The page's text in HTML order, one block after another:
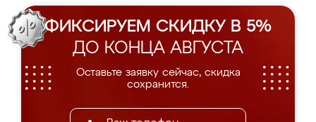
ФИКСИРУЕМ СКИДКУ В 5%
ДО КОНЦА АВГУСТА
Оставьте заявку сейчас, скидка
сохранится.